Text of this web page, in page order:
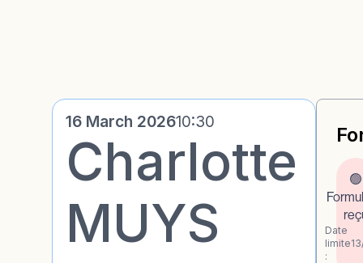
16 March 202610:30
Charlotte
MUYS
🟢
Date
limite
: